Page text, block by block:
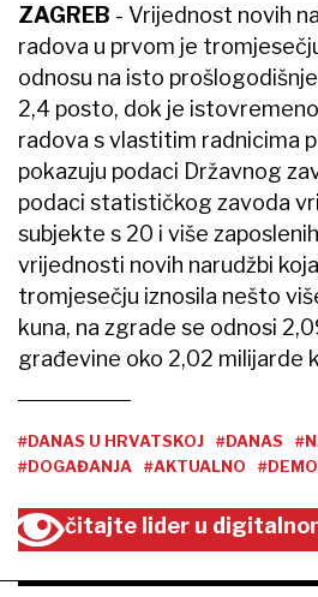
ZAGREB - Vrijednost novih
radova u prvom je
odnosu na isto
2,4 posto, dok je
radova s vlastitim radnicima
pokazuju podaci Državnog
podaci statističkog zavoda
subjekte s 20 i više
vrijednosti novih narudžbi
tromjesečju iznosila nešto
kuna, na zgrade se odnosi
građevine oko 2,02 milijarde
#DANAS U HRVATSKOJ #DANAS
#DOGAĐANJA
#AKTUALNO
čitajte lider u